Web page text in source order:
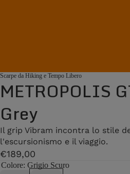
Scarpe da Hiking e Tempo Libero
METROPOLIS
Grey
Il grip Vibram incontra lo stile
l'escursionismo e il viaggio.
€189,00
Colore: Grigio Scuro